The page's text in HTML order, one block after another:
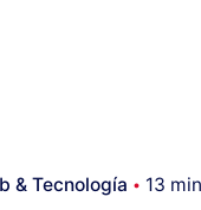
& Tecnología 13